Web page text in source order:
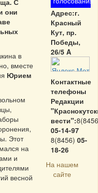
С
они
в
вместе
Юрием
Этот
на
и
весной
Адрес:г.
Красный
Кут, пр.
Победы,
26/5 A
Контактные
телефоны
Редакции
вести":
05-14-97
8(8456) 05-
18-26
На нашем
сайте